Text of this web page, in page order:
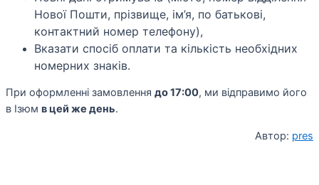
Нової Пошти, прізвище, ім’я, по батькові,
контактний номер телефону),
Вказати спосіб оплати та кількість необхідних
номерних знаків.
При оформленні замовлення до 17:00, ми відправимо його
в Ізюм в цей же день.
Автор: pres